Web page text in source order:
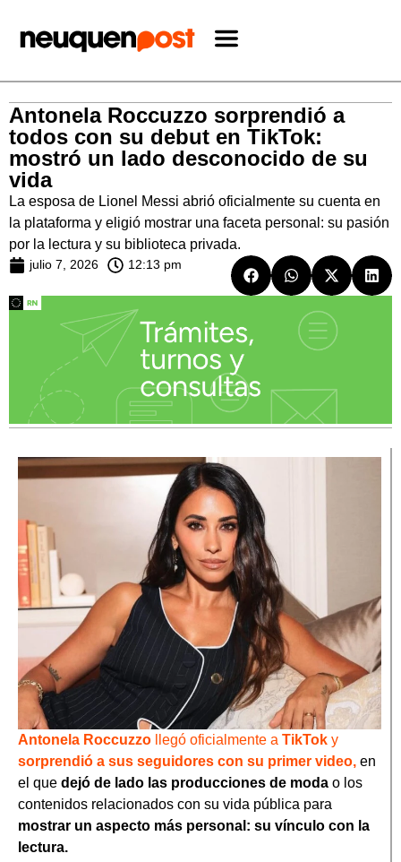
Antonela Roccuzzo sorprendió a
todos con su debut en TikTok:
mostró un lado desconocido de su
vida
La esposa de Lionel Messi abrió oficialmente su cuenta en
la plataforma y eligió mostrar una faceta personal: su pasión
por la lectura y su biblioteca privada.
julio 7, 2026 12:13 pm
Antonela Roccuzzo llegó oficialmente a TikTok y
sorprendió a sus seguidores con su primer video, en
el que dejó de lado las producciones de moda o los
contenidos relacionados con su vida pública para
mostrar un aspecto más personal: su vínculo con la
lectura.